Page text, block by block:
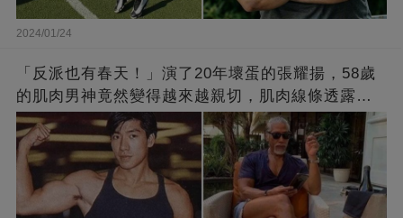
2024/01/24
「反派也有春天！」演了20年壞蛋的張耀揚，58歲
的肌肉男神竟然變得越來越親切，肌肉線條透露了
他的秘密！